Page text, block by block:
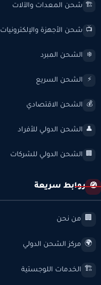
🏗️ شحن المعدات والآلات
📺 شحن الأجهزة والإلكترونيات
❄️ الشحن المبرد
⚡ الشحن السريع
💰 الشحن الاقتصادي
👤 الشحن الدولي للأفراد
🏢 الشحن الدولي للشركات
🧭 روابط سريعة
🏢 من نحن
🌍 مركز الشحن الدولي
🏗️ الخدمات اللوجستية